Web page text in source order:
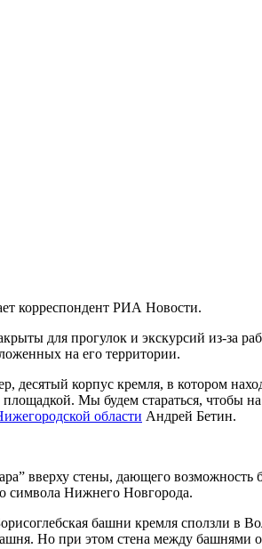
корреспондент РИА Новости.
для прогулок и экскурсий из-за
на его территории.
корпус кремля, в котором
Мы будем стараться, чтобы
области Андрей Бетин.
вверху стены, дающего
символа Нижнего Новгорода.
башни кремля сползли в
Но при этом стена между башнями